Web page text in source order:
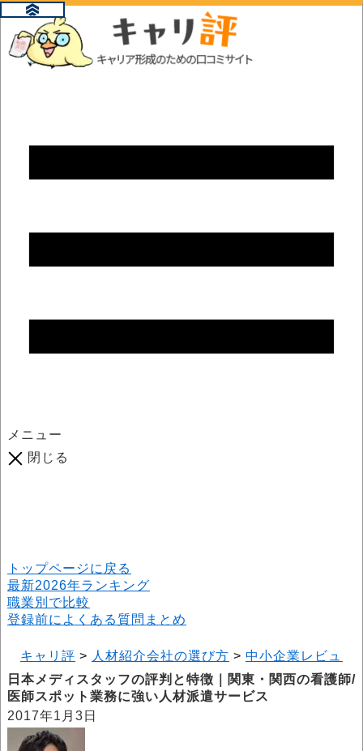
メニュー
閉じる
トップページに戻る
最新2026年ランキング
職業別で比較
登録前によくある質問まとめ
キャリ評 > 人材紹介会社の選び方 > 中小企業レビュー
日本メディスタッフの評判と特徴｜関東・関西の看護師/
医師スポット業務に強い人材派遣サービス
2017年1月3日